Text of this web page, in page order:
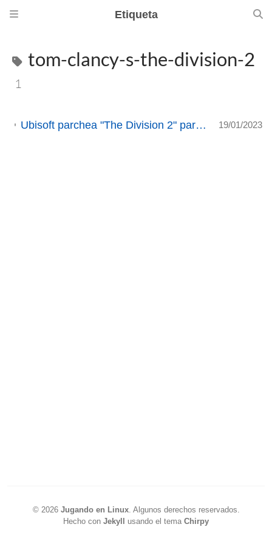
Etiqueta
tom-clancy-s-the-division-2
1
Ubisoft parchea "The Division 2" para que se pueda ejecutar en Steam Deck / Linux 19/01/2023
© 2026 Jugando en Linux. Algunos derechos reservados.
Hecho con Jekyll usando el tema Chirpy